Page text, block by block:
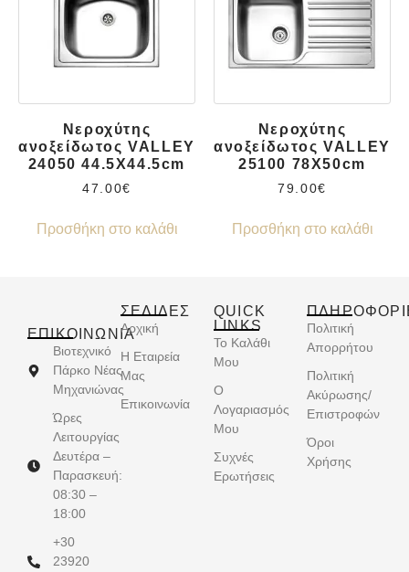
Νεροχύτης
ανοξείδωτος VALLEY
24050 44.5X44.5cm
47.00€
Προσθήκη στο καλάθι
Νεροχύτης
ανοξείδωτος VALLEY
25100 78X50cm
79.00€
Προσθήκη στο καλάθι
ΕΠΙΚΟΙΝΩΝΊΑ
Βιοτεχνικό
Πάρκο Νέας
Μηχανιώνας
Ώρες
Λειτουργίας
Δευτέρα –
Παρασκευή:
08:30 –
18:00
+30
23920
ΣΕΛΙΔΕΣ
Αρχική
Η Εταιρεία
Μας
Επικοινωνία
QUICK
LINKS
Το Καλάθι
Μου
Ο
Λογαριασμός
Μου
Συχνές
Ερωτήσεις
Πολιτική
Απορρήτου
Πολιτική
Ακύρωσης/
Επιστροφών
Όροι
Χρήσης